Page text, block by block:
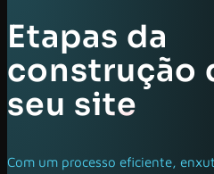
Etapas da
construção
seu site
Com um processo eficiente,